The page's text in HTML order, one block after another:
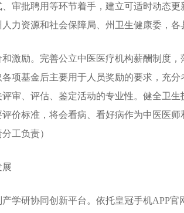
审批聘用等环节着手，建立可适时动态
力资源和社会保障局、州卫生健康委，各
和激励。完善公立中医医疗机构薪酬制度
项基金后主要用于人员奖励的要求，充
审、评估、鉴定活动的专业性。健全卫
价标准，将会看病、看好病作为中医医
工负责）
展
产学研协同创新平台。依托皇冠手机APP